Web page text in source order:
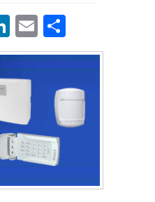
LinkedIn
Email